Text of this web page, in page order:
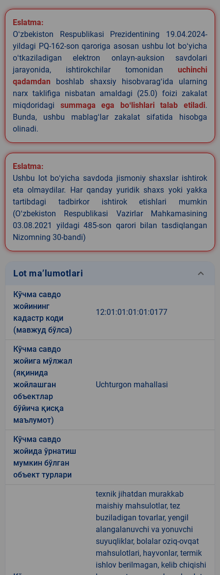
Eslatma:
Oʻzbekiston Respublikasi Prezidentining 19.04.2024-
yildagi PQ-162-son qaroriga asosan ushbu lot boʻyicha
oʻtkaziladigan elektron onlayn-auksion savdolari
jarayonida, ishtirokchilar tomonidan uchinchi
qadamdan boshlab shaxsiy hisobvaragʻida ularning
narx taklifiga nisbatan amaldagi (25.0) foizi zakalat
miqdoridagi summaga ega boʻlishlari talab etiladi.
Bunda, ushbu mablagʻlar zakalat sifatida hisobga
olinadi.
Eslatma:
Ushbu lot boʻyicha savdoda jismoniy shaxslar ishtirok
eta olmaydilar. Har qanday yuridik shaxs yoki yakka
tartibdagi tadbirkor ishtirok etishlari mumkin
(Oʻzbekiston Respublikasi Vazirlar Mahkamasining
03.08.2021 yildagi 485-son qarori bilan tasdiqlangan
Nizomning 30-bandi)
Lot ma’lumotlari keyboard_arrow_down
Кўчма савдо
жойининг
кадастр коди
(мавжуд бўлса)
12:01:01:01:01:0177
Кўчма савдо
жойига мўлжал
(яқинида
жойлашган
объектлар
бўйича қисқа
маълумот)
Uchturgon mahallasi
Кўчма савдо
жойида ўрнатиш
мумкин бўлган
объект турлари
texnik jihatdan murakkab
maishiy mahsulotlar, tez
buziladigan tovarlar, yengil
alangalanuvchi va yonuvchi
suyuqliklar, bolalar oziq-ovqat
mahsulotlari, hayvonlar, termik
ishlov berilmagan, kelib chiqishi